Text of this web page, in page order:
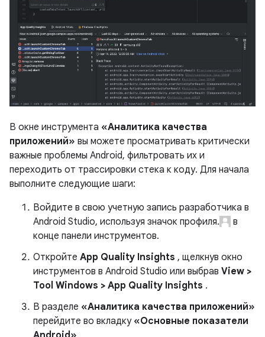
В окне инструмента «Аналитика качества
приложений» вы можете просматривать критически
важные проблемы Android, фильтровать их и
переходить от трассировки стека к коду. Для начала
выполните следующие шаги:
Войдите в свою учетную запись разработчика в
Android Studio, используя значок профиля.
в
конце панели инструментов.
Откройте App Quality Insights , щелкнув окно
инструментов в Android Studio или выбрав View >
Tool Windows > App Quality Insights .
В разделе «Аналитика качества приложений»
перейдите во вкладку «Основные показатели